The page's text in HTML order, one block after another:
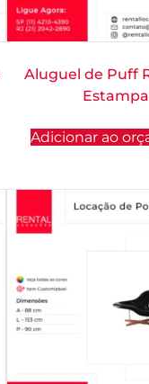
Aluguel de Puff
Adicionar ao